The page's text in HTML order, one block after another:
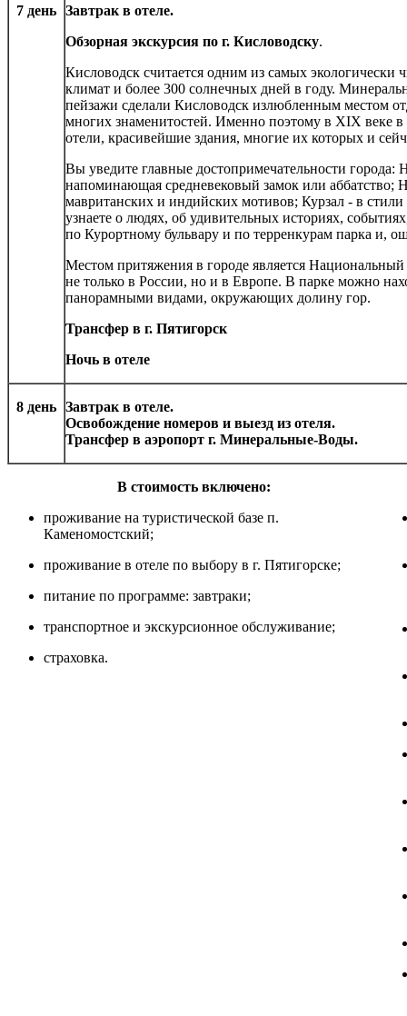
7 день Завтрак в отеле.
Обзорная экскурсия по г. Кисловодску.
Кисловодск считается одним из самых
климат и более 300 солнечных дней в году.
пейзажи сделали Кисловодск излюбленным местом
многих знаменитостей. Именно поэтому в XIX веке
отели, красивейшие здания, многие их которых и
Вы уведите главные достопримечательности города:
напоминающая средневековый замок или
мавританских и индийских мотивов; Курзал - в
узнаете о людях, об удивительных историях,
по Курортному бульвару и по терренкурам парка и,
Местом притяжения в городе является
не только в России, но и в Европе. В парке можно
панорамными видами, окружающих долину гор.
Трансфер в г. Пятигорск
Ночь в отеле
8 день Завтрак в отеле.
Освобождение номеров и выезд из отеля.
Трансфер в аэропорт г. Минеральные-Воды.
В стоимость включено:
проживание на туристической базе п.
Каменомостский;
проживание в отеле по выбору в г. Пятигорске;
питание по программе: завтраки;
транспортное и экскурсионное обслуживание;
страховка.